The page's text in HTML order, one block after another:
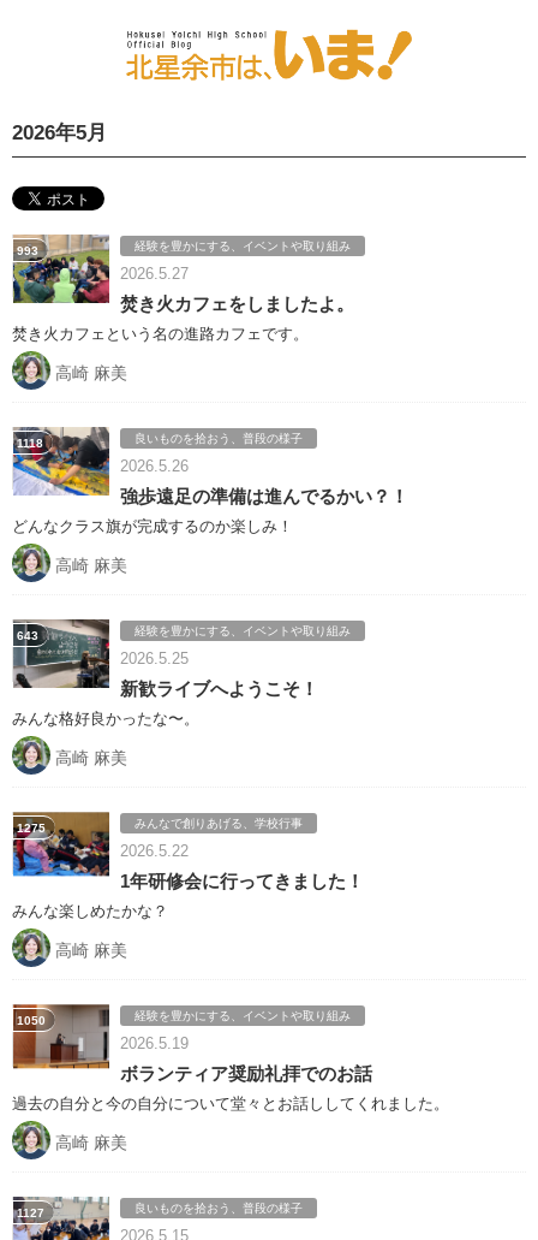
2026年5月
経験を豊かにする、イベントや取り組み
2026.5.27
焚き火カフェをしましたよ。
993
焚き火カフェという名の進路カフェです。
高崎 麻美
良いものを拾おう、普段の様子
2026.5.26
強歩遠足の準備は進んでるかい？！
1118
どんなクラス旗が完成するのか楽しみ！
高崎 麻美
経験を豊かにする、イベントや取り組み
2026.5.25
新歓ライブへようこそ！
643
みんな格好良かったな〜。
高崎 麻美
みんなで創りあげる、学校行事
2026.5.22
1年研修会に行ってきました！
1275
みんな楽しめたかな？
高崎 麻美
経験を豊かにする、イベントや取り組み
2026.5.19
ボランティア奨励礼拝でのお話
1050
過去の自分と今の自分について堂々とお話ししてくれました。
高崎 麻美
良いものを拾おう、普段の様子
2026.5.15
1127